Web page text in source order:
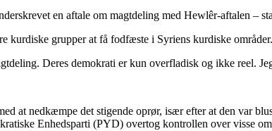
en aftale om magtdeling med Hewlêr-aftalen
grupper at få fodfæste i Syriens kurdiske områder.
Deres demokrati er kun overfladisk og ikke reel.
at nedkæmpe det stigende oprør, især efter at den var
Enhedsparti (PYD) overtog kontrollen over visse